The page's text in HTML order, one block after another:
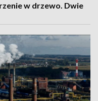
w drzewo. Dwie